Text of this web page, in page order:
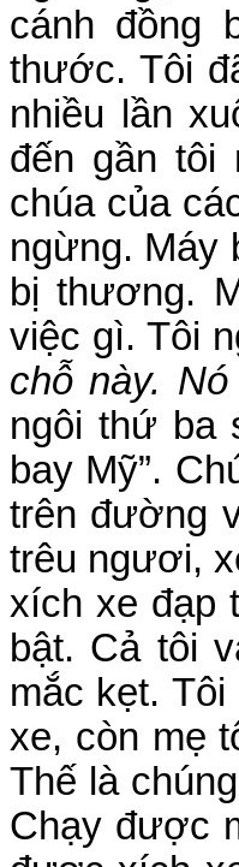
cánh đồng
thước. Tôi
nhiều lần
đến gần tôi
chúa của
ngừng. Máy
bị thương.
việc gì. Tôi
chỗ này.
ngôi thứ ba
bay Mỹ”.
trên đường
trêu ngươi,
xích xe đạp
bật. Cả tôi
mắc kẹt.
xe, còn mẹ
Thế là
Chạy được